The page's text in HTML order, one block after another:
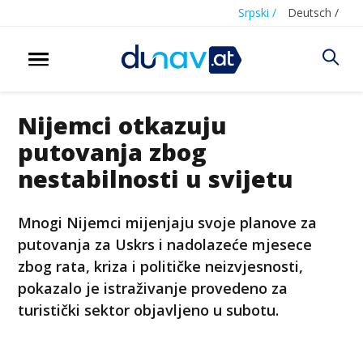
Srpski / Deutsch /
Nijemci otkazuju
putovanja zbog
nestabilnosti u svijetu
Mnogi Nijemci mijenjaju svoje planove za
putovanja za Uskrs i nadolazeće mjesece
zbog rata, kriza i političke neizvjesnosti,
pokazalo je istraživanje provedeno za
turistički sektor objavljeno u subotu.